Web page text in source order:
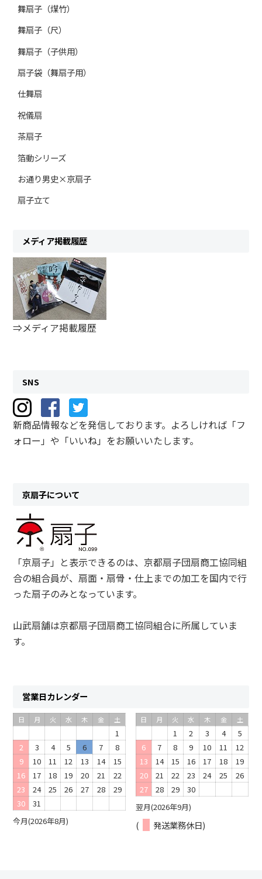
舞扇子（煤竹）
舞扇子（尺）
舞扇子（子供用）
扇子袋（舞扇子用）
仕舞扇
祝儀扇
茶扇子
箔動シリーズ
お通り男史×京扇子
扇子立て
メディア掲載履歴
⇒メディア掲載履歴
SNS
新商品情報などを発信しております。よろしければ「フ
ォロー」や「いいね」をお願いいたします。
京扇子について
「京扇子」と表示できるのは、京都扇子団扇商工協同組
合の組合員が、扇面・扇骨・仕上までの加工を国内で行
った扇子のみとなっています。
山武扇舗は京都扇子団扇商工協同組合に所属していま
す。
営業日カレンダー
今月(2026年8月)
日 月 火 水 木 金 土
1
2
3 4 5 6 7
8
9
10 11 12 13 14
15
16
17 18 19 20 21
22
23
24 25 26 27 28
29
30
31 翌月(2026年9月)
日 月 火 水 木 金 土
1 2 3 4
5
6
7 8 9 10 11
12
13
14 15 16 17 18
19
20
21 22 23 24 25
26
27
28 29 30
( 発送業務休日)